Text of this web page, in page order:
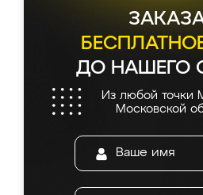
ДО НАШЕГО
Из любой точки
Московской